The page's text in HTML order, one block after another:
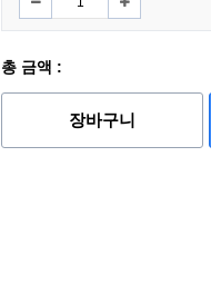
총 금액 :
장바구니